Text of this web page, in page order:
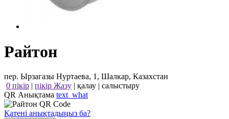
Райтон
пер. Ырзагазы Нуртаева, 1, Шалкар, Казахстан
0 пікір | пікір Жазу | қалау | салыстыру
QR Анықтама text_what
Қатені анықтадыңыз ба?